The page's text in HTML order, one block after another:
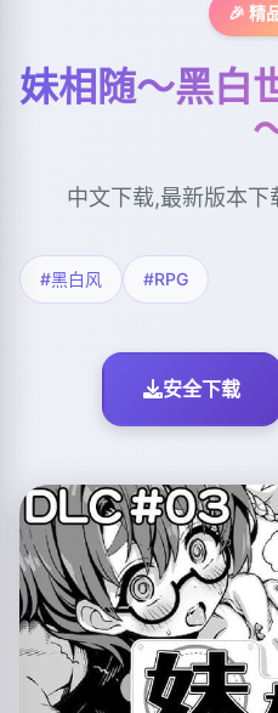
🎉 精
妹相随～黑白
中文下载,最新版本
#黑白风 #RPG
安全下载